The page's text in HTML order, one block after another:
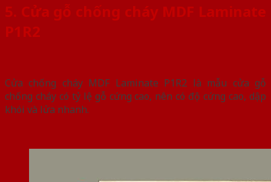
5. Cửa gỗ chống cháy MDF Laminate
P1R2
Cửa chống cháy MDF Laminate P1R2 là mẫu cửa gỗ
chống cháy có tỷ lệ gỗ cứng cao, nên có độ cứng cao, dập
khói và lửa nhanh.